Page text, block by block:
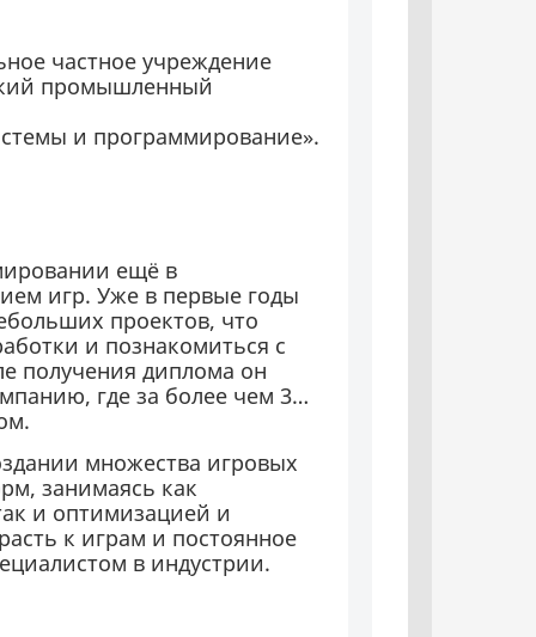
частное учреждение
промышленный
и программирование».
ещё в
игр. Уже в первые годы
проектов, что
и познакомиться с
получения диплома он
где за более чем 3
множества игровых
занимаясь как
и оптимизацией и
к играм и постоянное
в индустрии.